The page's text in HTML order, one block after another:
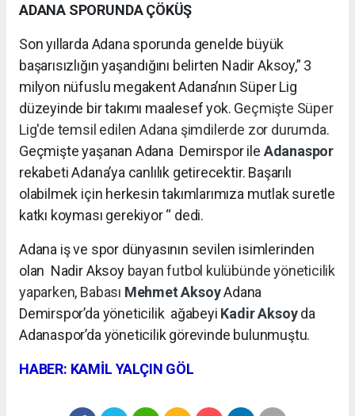
ADANA SPORUNDA ÇÖKÜŞ
Son yıllarda Adana sporunda genelde büyük
başarısızlığın yaşandığını belirten Nadir Aksoy,” 3
milyon nüfuslu megakent Adana’nın Süper Lig
düzeyinde bir takımı maalesef yok. Geçmişte Süper
Lig'de temsil edilen Adana şimdilerde zor durumda.
Geçmişte yaşanan Adana Demirspor ile Adanaspor
rekabeti Adana’ya canlılık getirecektir. Başarılı
olabilmek için herkesin takımlarımıza mutlak suretle
katkı koyması gerekiyor “ dedi.
Adana iş ve spor dünyasının sevilen isimlerinden
olan Nadir Aksoy bayan futbol kulübünde yöneticilik
yaparken, Babası Mehmet AksoyAdana
Demirspor’da yöneticilik ağabeyi Kadir Aksoyda
Adanaspor’da yöneticilik görevinde bulunmuştu.
HABER: KAMİL YALÇIN GÖL